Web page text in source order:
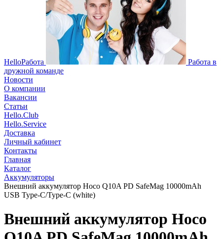
HelloРабота
Работа в
дружной команде
Новости
О компании
Вакансии
Статьи
Hello.Club
Hello.Service
Доставка
Личный кабинет
Контакты
Главная
Каталог
Аккумуляторы
Внешний аккумулятор Hoco Q10A PD SafeMag 10000mAh
USB Type-C/Type-C (white)
Внешний аккумулятор Hoco